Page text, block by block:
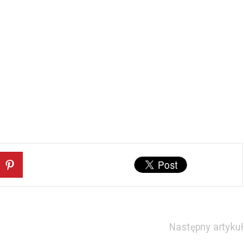
Następny artykuł